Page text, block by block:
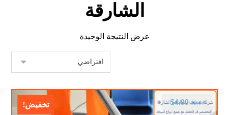
الشارقة
عرض النتيجة الوحيدة
تخفيض! $6.00
$4.00